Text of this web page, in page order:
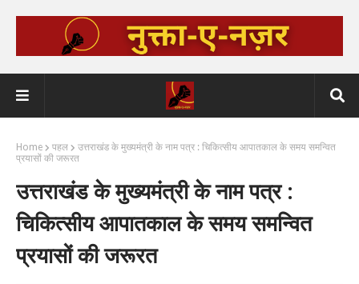
Home पहल
उत्तराखंड के मुख्यमंत्री के नाम पत्र : चिकित्सीय आपातकाल के समय समन्वित
प्रयासों की जरूरत
उत्तराखंड के मुख्यमंत्री के नाम पत्र :
चिकित्सीय आपातकाल के समय समन्वित
प्रयासों की जरूरत